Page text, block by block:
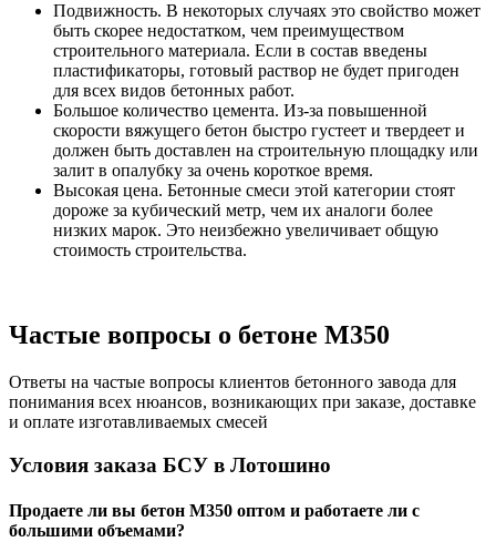
Подвижность. В некоторых случаях это свойство может
быть скорее недостатком, чем преимуществом
строительного материала. Если в состав введены
пластификаторы, готовый раствор не будет пригоден
для всех видов бетонных работ.
Большое количество цемента. Из-за повышенной
скорости вяжущего бетон быстро густеет и твердеет и
должен быть доставлен на строительную площадку или
залит в опалубку за очень короткое время.
Высокая цена. Бетонные смеси этой категории стоят
дороже за кубический метр, чем их аналоги более
низких марок. Это неизбежно увеличивает общую
стоимость строительства.
Частые вопросы о бетоне М350
Ответы на частые вопросы клиентов бетонного завода для
понимания всех нюансов, возникающих при заказе, доставке
и оплате изготавливаемых смесей
Условия заказа БСУ в Лотошино
Продаете ли вы бетон М350 оптом и работаете ли с
большими объемами?